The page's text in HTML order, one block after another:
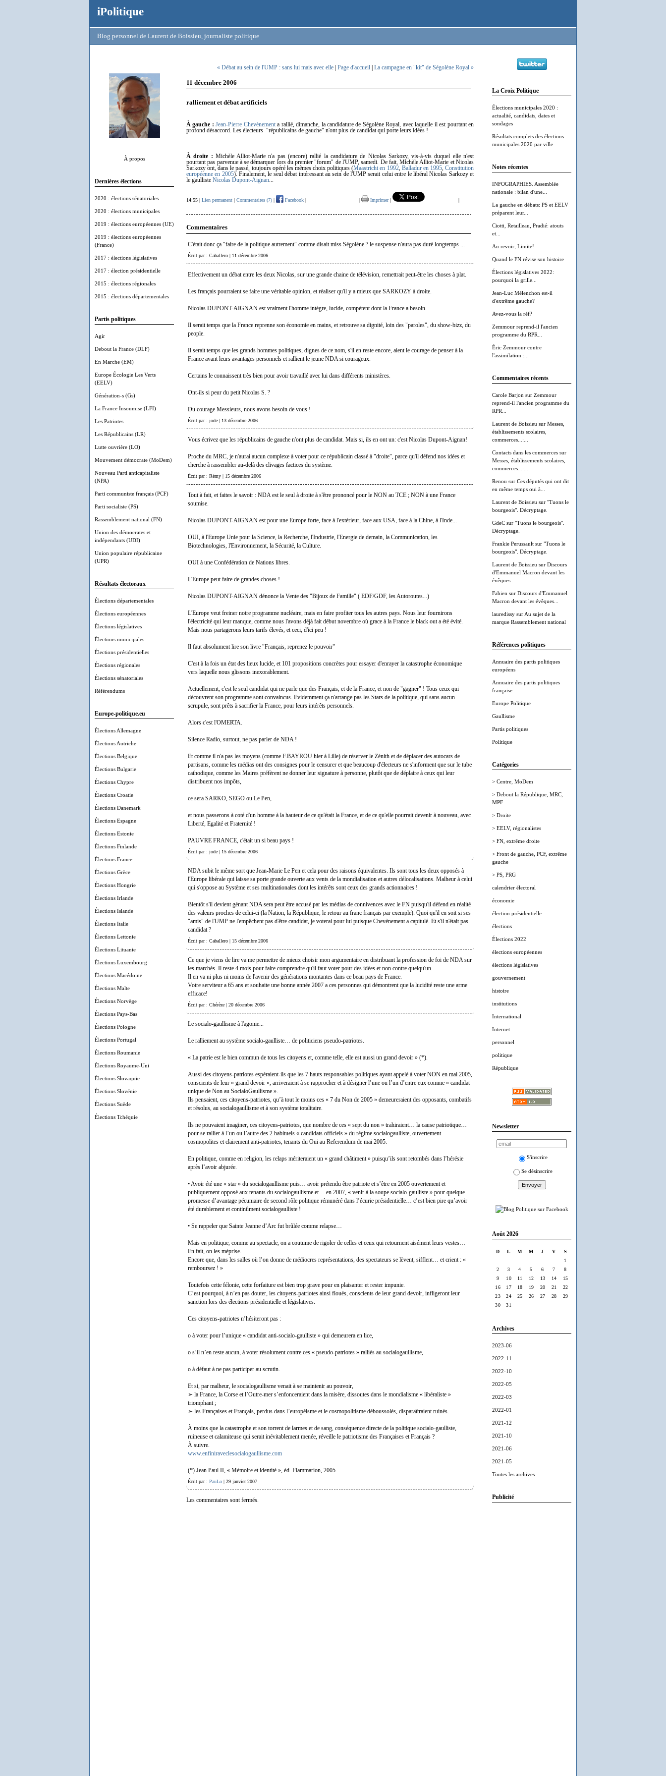
iPolitique
Blog personnel de Laurent de Boissieu, journaliste politique
À propos
Dernières élections
2020 : élections sénatoriales
2020 : élections municipales
2019 : élections européennes (UE)
2019 : élections européennes
(France)
2017 : élections législatives
2017 : élection présidentielle
2015 : élections régionales
2015 : élections départementales
Partis politiques
Agir
Debout la France (DLF)
En Marche (EM)
Europe Écologie Les Verts
(EELV)
Génération-s (Gs)
La France Insoumise (LFI)
Les Patriotes
Les Républicains (LR)
Lutte ouvrière (LO)
Mouvement démocrate (MoDem)
Nouveau Parti anticapitaliste
(NPA)
Parti communiste français (PCF)
Parti socialiste (PS)
Rassemblement national (FN)
Union des démocrates et
indépendants (UDI)
Union populaire républicaine
(UPR)
Résultats électoraux
Élections départementales
Élections européennes
Élections législatives
Élections municipales
Élections présidentielles
Élections régionales
Élections sénatoriales
Référendums
Europe-politique.eu
Élections Allemagne
Élections Autriche
Élections Belgique
Élections Bulgarie
Élections Chypre
Élections Croatie
Élections Danemark
Élections Espagne
Élections Estonie
Élections Finlande
Élections France
Élections Grèce
Élections Hongrie
Élections Irlande
Élections Islande
Élections Italie
Élections Lettonie
Élections Lituanie
Élections Luxembourg
Élections Macédoine
Élections Malte
Élections Norvège
Élections Pays-Bas
Élections Pologne
Élections Portugal
Élections Roumanie
Élections Royaume-Uni
Élections Slovaquie
Élections Slovénie
Élections Suède
Élections Tchéquie
La Croix Politique
Élections municipales 2020 :
actualité, candidats, dates et
sondages
Résultats complets des élections
municipales 2020 par ville
Notes récentes
INFOGRAPHIES. Assemblée
nationale : bilan d'une...
La gauche en débats: PS et EELV
préparent leur...
Ciotti, Retailleau, Pradié: atouts
et...
Au revoir, Limite!
Quand le FN révise son histoire
Élections législatives 2022:
pourquoi la grille...
Jean-Luc Mélenchon est-il
d'extrême gauche?
Avez-vous la réf?
Zemmour reprend-il l'ancien
programme du RPR...
Éric Zemmour contre
l'assimilation :...
Commentaires récents
Carole Barjon sur Zemmour
reprend-il l'ancien programme du
RPR...
Laurent de Boissieu sur Messes,
établissements scolaires,
commerces...:...
Contacts dans les commerces sur
Messes, établissements scolaires,
commerces...:...
Renou sur Ces députés qui ont dit
en même temps oui à...
Laurent de Boissieu sur "Tuons le
bourgeois". Décryptage.
GdeC sur "Tuons le bourgeois".
Décryptage.
Frankie Perussault sur "Tuons le
bourgeois". Décryptage.
Laurent de Boissieu sur Discours
d'Emmanuel Macron devant les
évêques...
Fabien sur Discours d'Emmanuel
Macron devant les évêques...
lauredissy sur Au sujet de la
marque Rassemblement national
Références politiques
Annuaire des partis politiques
européens
Annuaire des partis politiques
française
Europe Politique
Gaullisme
Partis politiques
Politique
Catégories
> Centre, MoDem
> Debout la République, MRC,
MPF
> Droite
> EELV, régionalistes
> FN, extrême droite
> Front de gauche, PCF, extrême
gauche
> PS, PRG
calendrier électoral
économie
élection présidentielle
élections
Élections 2022
élections européennes
élections législatives
gouvernement
histoire
institutions
International
Internet
personnel
politique
République
Newsletter
S'inscrire
Se désinscrire
Août 2026
D L M M J V
S
1
2
3 4 5 6 7
8
9
10 11 12 13 14
15
16
17 18 19 20 21
22
23
24 25 26 27 28
29
30
31
Archives
2023-06
2022-11
2022-10
2022-05
2022-03
2022-01
2021-12
2021-10
2021-06
2021-05
Toutes les archives
Publicité
« Débat au sein de l'UMP : sans lui mais avec elle Page d'accueil La campagne en "kit" de Ségolène Royal »
11 décembre 2006
ralliement et débat artificiels
À gauche : Jean-Pierre Chevènementa rallié, dimanche, la candidature de Ségolène Royal, avec laquelle il est pourtant en
profond désaccord. Les électeurs "républicains de gauche" n'ont plus de candidat qui porte leurs idées !
À droite : Michèle Alliot-Marie n'a pas (encore) rallié la candidature de Nicolas Sarkozy, vis-à-vis duquel elle n'est
pourtant pas parvenue à se démarquer lors du premier "forum" de l'UMP, samedi. De fait, Michèle Alliot-Marie et Nicolas
Sarkozy ont, dans le passé, toujours opéré les mêmes choix politiques (Maastricht en 1992, Balladur en 1995,Constitution
européenne en 2005). Finalement, le seul débat intéressant au sein de l'UMP serait celui entre le libéral Nicolas Sarkozy et
le gaulliste Nicolas Dupont-Aignan
14:55 | Lien permanent | Commentaires (7) | Facebook | | Imprimer| |
Commentaires
C'était donc ça "faire de la politique autrement" comme disait miss Ségolène ? le suspense n'aura pas duré longtemps ...
Écrit par : Caballero | 11 décembre 2006
Effectivement un débat entre les deux Nicolas, sur une grande chaine de télévision, remettrait peut-être les choses à plat.
Les français pourraient se faire une véritable opinion, et réaliser qu'il y a mieux que SARKOZY à droite.
Nicolas DUPONT-AIGNAN est vraiment l'homme intègre, lucide, compétent dont la France a besoin.
Il serait temps que la France reprenne son économie en mains, et retrouve sa dignité, loin des "paroles", du show-bizz, du
people.
Il serait temps que les grands hommes politiques, dignes de ce nom, s'il en reste encore, aient le courage de penser à la
France avant leurs avantages personnels et rallient le jeune NDA si courageux.
Certains le connaissent très bien pour avoir travaillé avec lui dans différents ministères.
Ont-ils si peur du petit Nicolas S. ?
Du courage Messieurs, nous avons besoin de vous !
Écrit par : jode | 13 décembre 2006
Vous écrivez que les républicains de gauche n'ont plus de candidat. Mais si, ils en ont un: c'est Nicolas Dupont-Aignan!
Proche du MRC, je n'aurai aucun complexe à voter pour ce républicain classé à "droite", parce qu'il défend nos idées et
cherche à rassembler au-delà des clivages factices du système.
Écrit par : Rémy | 15 décembre 2006
Tout à fait, et faites le savoir : NDA est le seul à droite à s'être prononcé pour le NON au TCE ; NON à une France
soumise.
Nicolas DUPONT-AIGNAN est pour une Europe forte, face à l'extérieur, face aux USA, face à la Chine, à l'Inde...
OUI, à l'Europe Unie pour la Science, la Recherche, l'Industrie, l'Energie de demain, la Communication, les
Biotechnologies, l'Environnement, la Sécurité, la Culture.
OUI à une Confédération de Nations libres.
L'Europe peut faire de grandes choses !
Nicolas DUPONT-AIGNAN dénonce la Vente des "Bijoux de Famille" ( EDF/GDF, les Autoroutes...)
L'Europe veut freiner notre programme nucléaire, mais en faire profiter tous les autres pays. Nous leur fournirons
l'électricité qui leur manque, comme nous l'avons déjà fait début novembre où grace à la France le black out a été évité.
Mais nous partagerons leurs tarifs élevés, et ceci, d'ici peu !
Il faut absolument lire son livre "Français, reprenez le pouvoir"
C'est à la fois un état des lieux lucide, et 101 propositions concrètes pour essayer d'enrayer la catastrophe économique
vers laquelle nous glissons inexorablement.
Actuellement, c'est le seul candidat qui ne parle que des Français, et de la France, et non de "gagner" ! Tous ceux qui
découvrent son programme sont convaincus. Evidemment ça n'arrange pas les Stars de la politique, qui sans aucun
scrupule, sont prêts à sacrifier la France, pour leurs intérêts personnels.
Alors c'est l'OMERTA.
Silence Radio, surtout, ne pas parler de NDA !
Et comme il n'a pas les moyens (comme F.BAYROU hier à Lille) de réserver le Zénith et de déplacer des autocars de
partisans, comme les médias ont des consignes pour le censurer et que beaucoup d'électeurs ne s'informent que sur le tube
cathodique, comme les Maires préfèrent ne donner leur signature à personne, plutôt que de déplaire à ceux qui leur
distribuent nos impôts,
ce sera SARKO, SEGO ou Le Pen,
et nous passerons à coté d'un homme à la hauteur de ce qu'était la France, et de ce qu'elle pourrait devenir à nouveau, avec
Liberté, Egalité et Fraternité !
PAUVRE FRANCE, c'était un si beau pays !
Écrit par : jode | 15 décembre 2006
NDA subit le même sort que Jean-Marie Le Pen et cela pour des raisons équivalentes. Ils sont tous les deux opposés à
l'Europe libérale qui laisse sa porte grande ouverte aux vents de la mondialisation et autres délocalisations. Malheur à celui
qui s'oppose au Système et ses multinationales dont les intérêts sont ceux des grands actionnaires !
Bientôt s'il devient gènant NDA sera peut être accusé par les médias de connivences avec le FN puisqu'il défend en réalité
des valeurs proches de celui-ci (la Nation, la République, le retour au franc français par exemple). Quoi qu'il en soit si ses
"amis" de l'UMP ne l'empêchent pas d'être candidat, je voterai pour lui puisque Chevènement a capitulé. Et s'il n'était pas
candidat ?
Écrit par : Caballero | 15 décembre 2006
Ce que je viens de lire va me permettre de mieux choisir mon argumentaire en distribuant la profession de foi de NDA sur
les marchés. Il reste 4 mois pour faire comprendre qu'il faut voter pour des idées et non contre quelqu'un.
Il en va ni plus ni moins de l'avenir des générations montantes dans ce beau pays de France.
Votre serviteur a 65 ans et souhaite une bonne année 2007 a ces personnes qui démontrent que la lucidité reste une arme
efficace!
Écrit par : Chérèze | 20 décembre 2006
Le socialo-gaullisme à l'agonie...
Le ralliement au système socialo-gaulliste… de politiciens pseudo-patriotes.
« La patrie est le bien commun de tous les citoyens et, comme telle, elle est aussi un grand devoir » (*).
Aussi des citoyens-patriotes espéraient-ils que les 7 hauts responsables politiques ayant appelé à voter NON en mai 2005,
conscients de leur « grand devoir », arriveraient à se rapprocher et à désigner l’une ou l’un d’entre eux comme « candidat
unique de Non au SocialoGaullisme ».
Ils pensaient, ces citoyens-patriotes, qu’à tout le moins ces « 7 du Non de 2005 » demeureraient des opposants, combatifs
et résolus, au socialogaullisme et à son système totalitaire.
Ils ne pouvaient imaginer, ces citoyens-patriotes, que nombre de ces « sept du non » trahiraient… la cause patriotique…
pour se rallier à l’un ou l’autre des 2 habituels « candidats officiels » du régime socialogaulliste, ouvertement
cosmopolites et clairement anti-patriotes, tenants du Oui au Referendum de mai 2005.
En politique, comme en religion, les relaps mériteraient un « grand châtiment » puisqu’ils sont retombés dans l’hérésie
après l’avoir abjurée.
• Avoir été une « star » du socialogaullisme puis… avoir prétendu être patriote et s’être en 2005 ouvertement et
publiquement opposé aux tenants du socialogaullisme et… en 2007, « venir à la soupe socialo-gaulliste » pour quelque
promesse d’avantage pécuniaire de second rôle politique rémunéré dans l’écurie présidentielle… c’est bien pire qu’avoir
été durablement et continûment socialogaulliste !
• Se rappeler que Sainte Jeanne d’Arc fut brûlée comme relapse…
Mais en politique, comme au spectacle, on a coutume de rigoler de celles et ceux qui retournent aisément leurs vestes…
En fait, on les méprise.
Encore que, dans les salles où l’on donne de médiocres représentations, des spectateurs se lèvent, sifflent… et crient : «
remboursez ! »
Toutefois cette félonie, cette forfaiture est bien trop grave pour en plaisanter et rester impunie.
C’est pourquoi, à n’en pas douter, les citoyens-patriotes ainsi floués, conscients de leur grand devoir, infligeront leur
sanction lors des élections présidentielle et législatives.
Ces citoyens-patriotes n’hésiteront pas :
o à voter pour l’unique « candidat anti-socialo-gaulliste » qui demeurera en lice,
o s’il n’en reste aucun, à voter résolument contre ces « pseudo-patriotes » ralliés au socialogaullisme,
o à défaut à ne pas participer au scrutin.
Et si, par malheur, le socialogaullisme venait à se maintenir au pouvoir,
➢ la France, la Corse et l’Outre-mer s’enfonceraient dans la misère, dissoutes dans le mondialisme « libéraliste »
triomphant ;
➢ les Françaises et Français, perdus dans l’européisme et le cosmopolitisme déboussolés, disparaîtraient ruinés.
À moins que la catastrophe et son torrent de larmes et de sang, conséquence directe de la politique socialo-gaulliste,
ruineuse et calamiteuse qui serait inévitablement menée, réveille le patriotisme des Françaises et Français ?
À suivre.
www.enfiniraveclesocialogaullisme.com
(*) Jean Paul II, « Mémoire et identité », éd. Flammarion, 2005.
Écrit par : PauLo | 29 janvier 2007
Les commentaires sont fermés.